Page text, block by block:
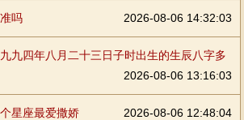
吗 2026-08-06 14:32:03
九四年八月二十三日子时出生的生辰八字多
2026-08-06 13:16:03
星座最爱撒娇 2026-08-06 12:48:04